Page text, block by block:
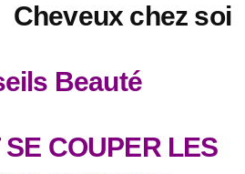
Cheveux chez soi
Beauté
COUPER LES